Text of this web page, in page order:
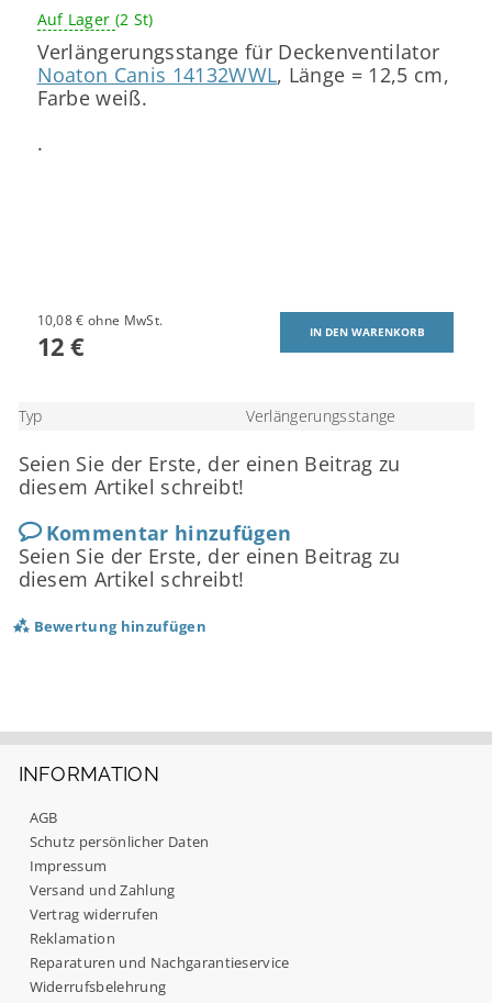
Auf Lager (2 St)
Verlängerungsstange für Deckenventilator
Noaton Canis 14132WWL, Länge = 12,5 cm,
Farbe weiß.
.
10,08 € ohne MwSt.
12 €
Typ Verlängerungsstange
Seien Sie der Erste, der einen Beitrag zu
diesem Artikel schreibt!
Kommentar hinzufügen
Seien Sie der Erste, der einen Beitrag zu
diesem Artikel schreibt!
Bewertung hinzufügen
Mit dem Absenden Ihrer Bewertung stimmen Sie
unserenDatenschutzbestimmungen
INFORMATION
AGB
Schutz persönlicher Daten
Impressum
Versand und Zahlung
Vertrag widerrufen
Reklamation
Reparaturen und Nachgarantieservice
Widerrufsbelehrung